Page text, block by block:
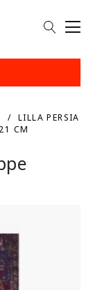
LILLA PERSIA
CM